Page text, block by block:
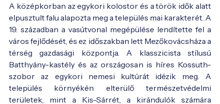
A középkorban az egykori kolostor és a török idők alatt
elpusztult falu alapozta meg a település mai karakterét. A
19. században a vasútvonal megépülése lendítette fel a
város fejlődését, és ez időszakban lett Mezőkovácsháza a
térség gazdasági központja. A klasszicista stílusú
Batthyány-kastély és az országosan is híres Kossuth-
szobor az egykori nemesi kultúrát idézik meg. A
település környékén elterülő természetvédelmi
területek, mint a Kis-Sárrét, a kirándulók számára